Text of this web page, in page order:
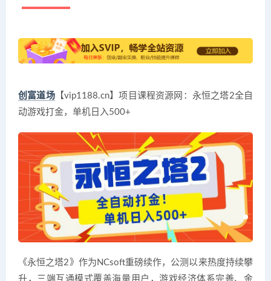
创富道场【vip1188.cn】项目课程资源网：永恒之塔2全自
动游戏打金，单机日入500+
《永恒之塔2》作为NCsoft重磅续作，公测以来热度持续攀
升，三端互通模式覆盖海量用户，游戏经济体系完善、金